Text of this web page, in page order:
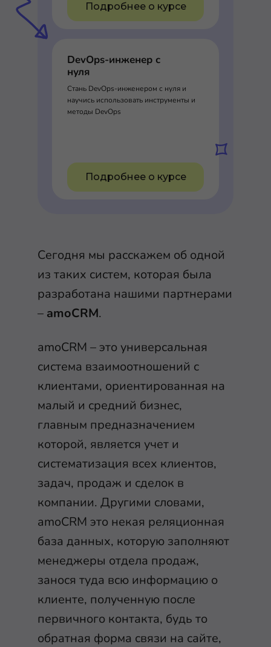
Подробнее о курсе
DevOps-инженер с
нуля
Стань DevOps-инженером с нуля и
научись использовать инструменты и
методы DevOps
Подробнее о курсе
Сегодня мы расскажем об одной
из таких систем, которая была
разработана нашими партнерами
– amoCRM.
amoCRM – это универсальная
система взаимоотношений с
клиентами, ориентированная на
малый и средний бизнес,
главным предназначением
которой, является учет и
систематизация всех клиентов,
задач, продаж и сделок в
компании. Другими словами,
amoCRM это некая реляционная
база данных, которую заполняют
менеджеры отдела продаж,
занося туда всю информацию о
клиенте, полученную после
первичного контакта, будь то
обратная форма связи на сайте,